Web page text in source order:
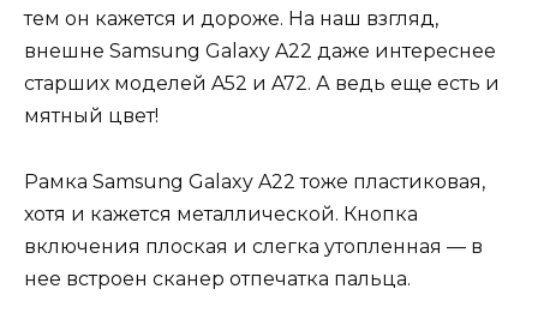
тем он кажется и дороже. На наш взгляд,
внешне Samsung Galaxy A22 даже интереснее
старших моделей A52 и A72. А ведь еще есть и
мятный цвет!
Рамка Samsung Galaxy A22 тоже пластиковая,
хотя и кажется металлической. Кнопка
включения плоская и слегка утопленная — в
нее встроен сканер отпечатка пальца.